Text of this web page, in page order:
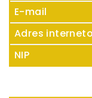
E-mail
Adres
NIP